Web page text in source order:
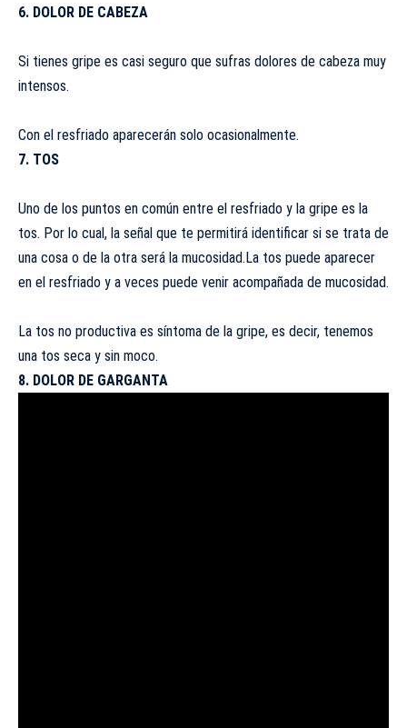
6. DOLOR DE CABEZA
Si tienes gripe es casi seguro que sufras dolores de cabeza muy
intensos.
Con el resfriado aparecerán solo ocasionalmente.
7. TOS
Uno de los puntos en común entre el resfriado y la gripe es la
tos. Por lo cual, la señal que te permitirá identificar si se trata de
una cosa o de la otra será la mucosidad.La tos puede aparecer
en el resfriado y a veces puede venir acompañada de mucosidad.
La tos no productiva es síntoma de la gripe, es decir, tenemos
una tos seca y sin moco.
8. DOLOR DE GARGANTA